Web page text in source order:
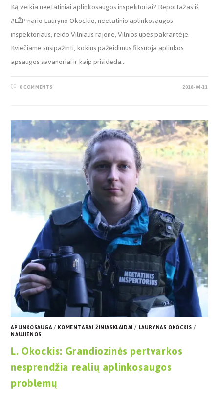
Ką veikia neetatiniai aplinkosaugos inspektoriai? Reportažas iš
#LŽP nario Lauryno Okockio, neetatinio aplinkosaugos
inspektoriaus, reido Vilniaus rajone, Vilnios upės pakrantėje.
Kviečiame susipažinti, kokius pažeidimus fiksuoja aplinkos
apsaugos savanoriai ir kaip prisideda…
0 COMMENTS 2018-04-11
APLINKOSAUGA/ KOMENTARAI ŽINIASKLAIDAI/ LAURYNAS OKOCKIS/
NAUJIENOS
L. Okockis: Grandiozinės pertvarkos
nesprendžia realių aplinkosaugos
problemų